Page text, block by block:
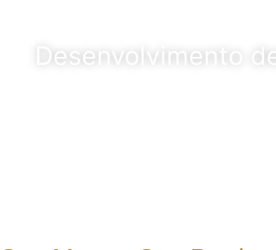
Desenvolvimento